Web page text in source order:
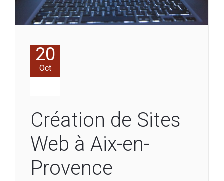
20
Oct
Création de Sites
Web à Aix-en-
Provence